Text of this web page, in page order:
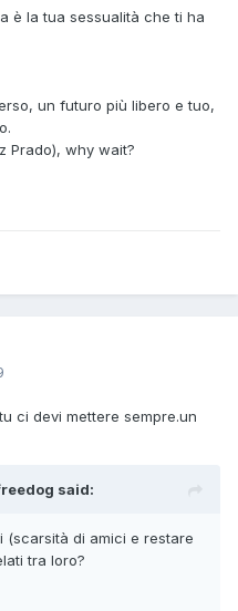
è la tua sessualità che ti ha
un futuro più libero e tuo,
Prado), why wait?
ci devi mettere sempre.un
said:
(scarsità di amici e restare
tra loro?